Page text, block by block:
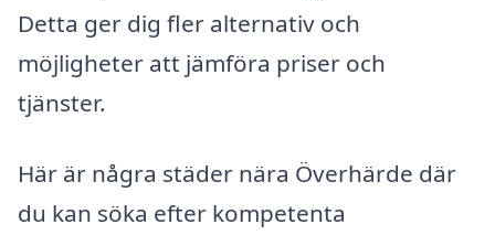
Detta ger dig fler alternativ och
möjligheter att jämföra priser och
tjänster.
Här är några städer nära Överhärde där
du kan söka efter kompetenta